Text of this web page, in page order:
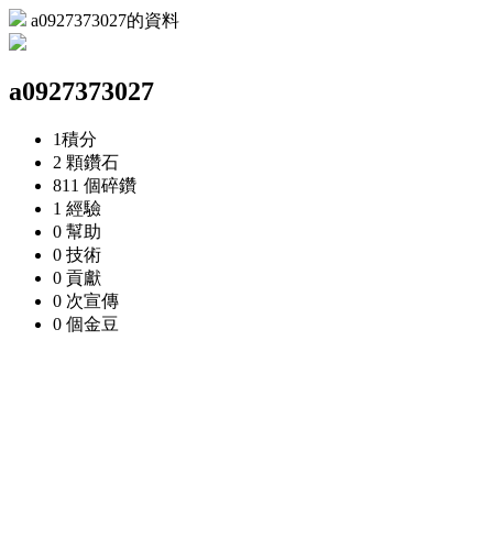
a0927373027的資料
a0927373027
1積分
2 顆鑽石
811 個碎鑽
1 經驗
0 幫助
0 技術
0 貢獻
0 次宣傳
0 個金豆